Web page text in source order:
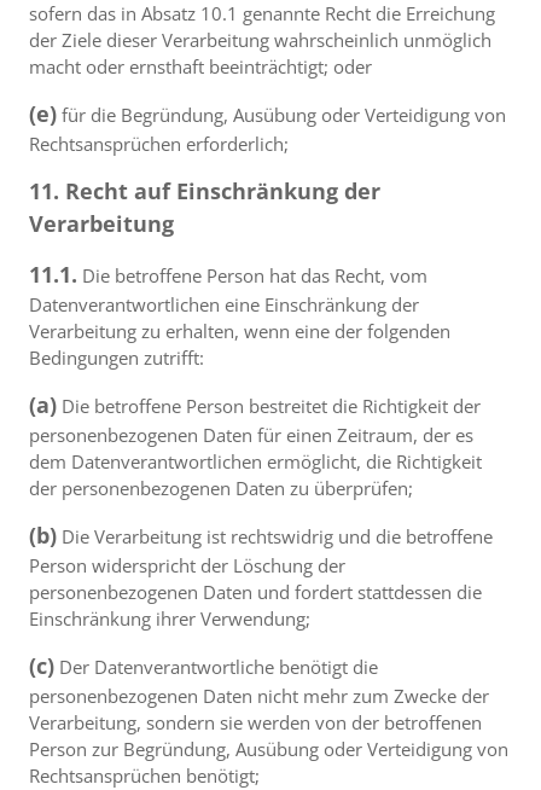
sofern das in Absatz 10.1 genannte Recht die Erreichung
der Ziele dieser Verarbeitung wahrscheinlich unmöglich
macht oder ernsthaft beeinträchtigt; oder
(e) für die Begründung, Ausübung oder Verteidigung von
Rechtsansprüchen erforderlich;
11. Recht auf Einschränkung der
Verarbeitung
11.1. Die betroffene Person hat das Recht, vom
Datenverantwortlichen eine Einschränkung der
Verarbeitung zu erhalten, wenn eine der folgenden
Bedingungen zutrifft:
(a) Die betroffene Person bestreitet die Richtigkeit der
personenbezogenen Daten für einen Zeitraum, der es
dem Datenverantwortlichen ermöglicht, die Richtigkeit
der personenbezogenen Daten zu überprüfen;
(b) Die Verarbeitung ist rechtswidrig und die betroffene
Person widerspricht der Löschung der
personenbezogenen Daten und fordert stattdessen die
Einschränkung ihrer Verwendung;
(c) Der Datenverantwortliche benötigt die
personenbezogenen Daten nicht mehr zum Zwecke der
Verarbeitung, sondern sie werden von der betroffenen
Person zur Begründung, Ausübung oder Verteidigung von
Rechtsansprüchen benötigt;